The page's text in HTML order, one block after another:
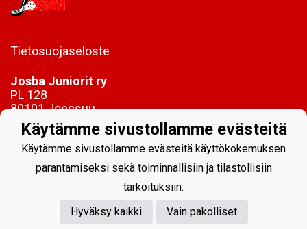
Tietosuojaseloste
Josba Juniorit ry
PL 128
80101 Joensuu
toimisto@josbajuniorit.fi
Powered by
Käytämme sivustollamme evästeitä
Käytämme sivustollamme evästeitä käyttökokemuksen
parantamiseksi sekä toiminnallisiin ja tilastollisiin
tarkoituksiin.
Hyväksy kaikki
Vain pakolliset